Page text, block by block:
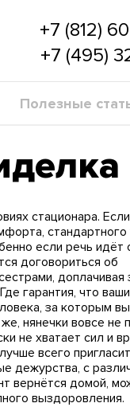
+7 (812)
+7 (495)
Полезные
стационара.
стандартного
если речь
договориться об
доплачивая
гарантия, что
за которым
нянечки вовсе не
не хватает сил и
всего
дежурства, с
вернётся домой,
выздоровления.